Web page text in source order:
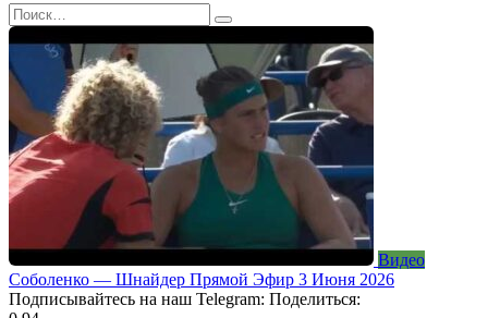
Search
for:
Видео
Соболенко — Шнайдер Прямой Эфир 3 Июня 2026
Подписывайтесь на наш Telegram: Поделиться: